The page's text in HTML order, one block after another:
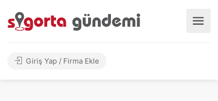
Giriş Yap / Firma Ekle